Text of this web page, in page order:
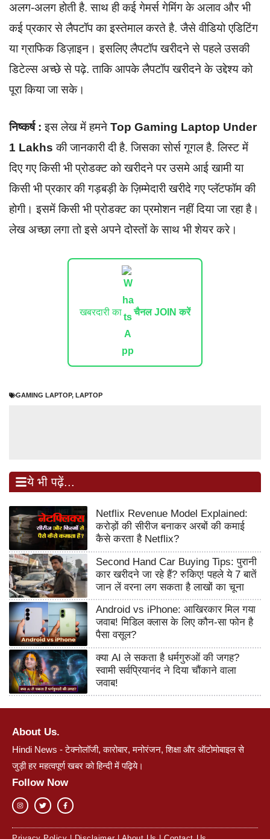
अलग-अलग होती है. साथ ही कई गेमर्स गेमिंग के अलाव और भी
कई प्रकार से लैपटॉप का इस्तेमाल करते है. जैसे वीडियो एडिटिंग
या ग्राफिक डिज़ाइन। इसलिए लैपटॉप खरीदने से पहले उसकी
डिटेल्स अच्छे से पढ़े. ताकि आपके लैपटॉप खरीदने के उद्देश्य को
पूरा किया जा सके।
निष्कर्ष : इस लेख में हमने Top Gaming Laptop Under
1 Lakhsकी जानकारी दी है. जिसका सोर्स गूगल है. लिस्ट में
दिए गए किसी भी प्रोडक्ट को खरीदने पर उसमे आई खामी या
किसी भी प्रकार की गड़बड़ी के ज़िम्मेदारी खरीदे गए प्लॅटफॉम की
होगी। इसमें किसी भी प्रोडक्ट का प्रमोशन नहीं दिया जा रहा है।
लेख अच्छा लगा तो इसे अपने दोस्तों के साथ भी शेयर करे।
खबरदारी का चैनल JOIN करें
GAMING LAPTOP, LAPTOP
ये भी पढ़ें...
Netflix Revenue Model Explained:
करोड़ों की सीरीज बनाकर अरबों की कमाई
कैसे करता है Netflix?
Second Hand Car Buying Tips: पुरानी
कार खरीदने जा रहे हैं? रुकिए! पहले ये 7 बातें
जान लें वरना लग सकता है लाखों का चूना
Android vs iPhone: आखिरकार मिल गया
जवाब! मिडिल क्लास के लिए कौन-सा फोन है
पैसा वसूल?
क्या AI ले सकता है धर्मगुरुओं की जगह?
स्वामी सर्वप्रियानंद ने दिया चौंकाने वाला
जवाब!
About Us.
Hindi News - टेक्नोलॉजी, कारोबार, मनोरंजन, शिक्षा और ऑटोमोबाइल से
जुड़ी हर महत्वपूर्ण खबर को हिन्दी में पढ़िये।
Follow Now